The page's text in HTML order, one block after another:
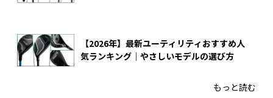
【2026年】最新ユーティリティおすすめ人
気ランキング｜やさしいモデルの選び方
もっと読む